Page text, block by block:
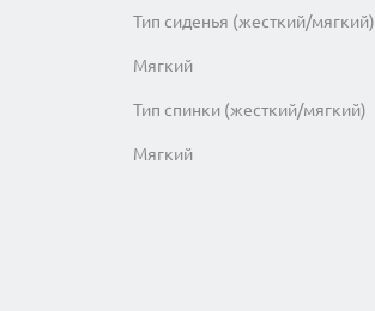
Тип сиденья (жесткий/мягкий)
Мягкий
Тип спинки (жесткий/мягкий)
Мягкий